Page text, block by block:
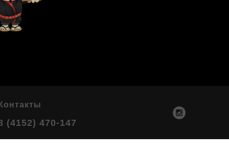
Контакты
(4152) 470-147